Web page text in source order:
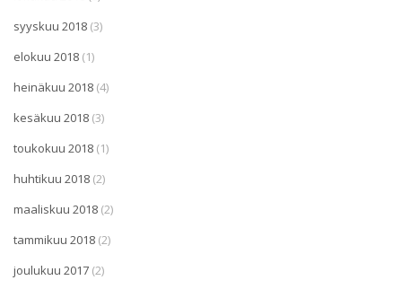
syyskuu 2018 (3)
elokuu 2018 (1)
heinäkuu 2018 (4)
kesäkuu 2018 (3)
toukokuu 2018 (1)
huhtikuu 2018 (2)
maaliskuu 2018 (2)
tammikuu 2018 (2)
joulukuu 2017 (2)